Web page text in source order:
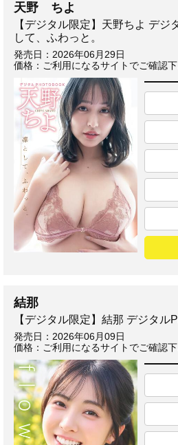
天野 ちよ
【デジタル限定】天野ちよ デジ
して、ふわっと。
発売日： 2026年06月29日
価格：ご利用になるサイトでご確認
結那
【デジタル限定】結那 デジタル
発売日： 2026年06月09日
価格：ご利用になるサイトでご確認